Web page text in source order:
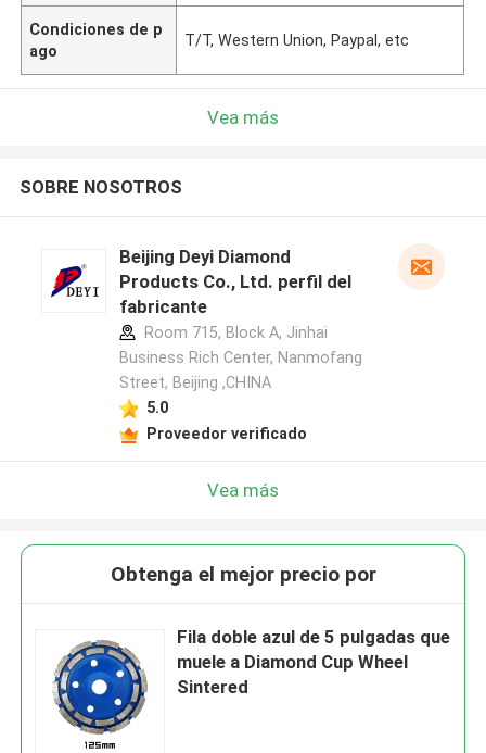
Condiciones de p
ago
T/T, Western Union, Paypal, etc
Vea más
SOBRE NOSOTROS
Beijing Deyi Diamond
Products Co., Ltd. perfil del
fabricante
Room 715, Block A, Jinhai
Business Rich Center, Nanmofang
Street, Beijing ,CHINA
5.0
Proveedor verificado
Vea más
Obtenga el mejor precio por
Fila doble azul de 5 pulgadas que
muele a Diamond Cup Wheel
Sintered